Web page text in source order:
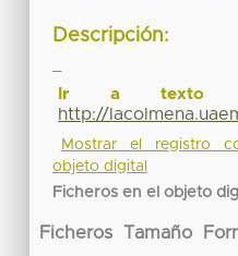
Descripción:
Ir a texto
http://
Mostrar el registro
objeto digital
Ficheros en el objeto
Ficheros Tamaño